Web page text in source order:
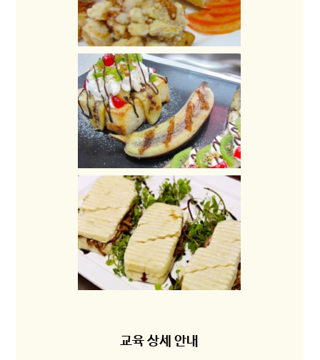
교육 상세 안내